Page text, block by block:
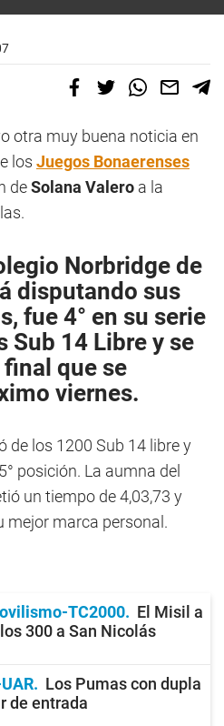
otra muy buena noticia en
los Juegos Bonaerenses
deSolana Valero a la
Norbridge de
disputando sus
fue 4° en su serie
Sub 14 Libre y se
que se
viernes.
de los 1200 Sub 14 libre y
posición. La aumna del
un tiempo de 4,03,73 y
mejor marca personal.
TC2000
El Misil a
300 a San Nicolás
Los Pumas con dupla
de entrada